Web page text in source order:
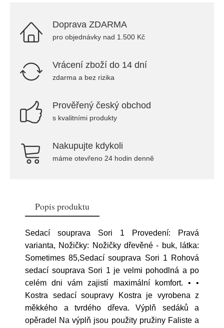
Doprava ZDARMA
pro objednávky nad 1.500 Kč
Vrácení zboží do 14 dní
zdarma a bez rizika
Prověřený český obchod
s kvalitními produkty
Nakupujte kdykoli
máme otevřeno 24 hodin denně
Popis produktu
Sedací souprava Sori 1 Provedení: Pravá
varianta, Nožičky: Nožičky dřevěné - buk, látka:
Sometimes 85,Sedací souprava Sori 1 Rohová
sedací souprava Sori 1 je velmi pohodlná a po
celém dni vám zajistí maximální komfort. • •
Kostra sedací soupravy Kostra je vyrobena z
měkkého a tvrdého dřeva. Výplň sedáků a
opěradel Na výplň jsou použity pružiny Faliste a